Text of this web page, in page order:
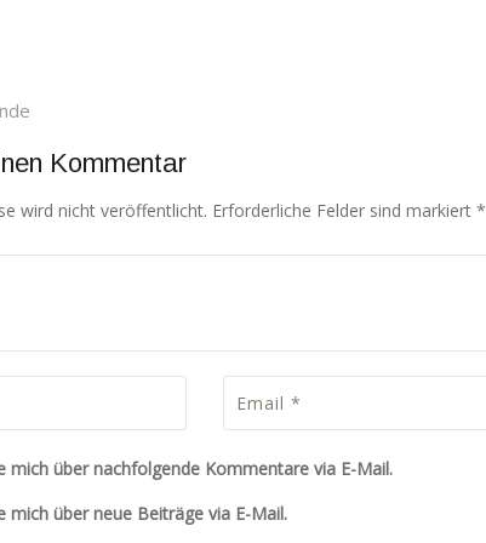
Kommentar
wird nicht veröffentlicht. Erforderliche Felder sind markiert *
mich über nachfolgende Kommentare via E-Mail.
mich über neue Beiträge via E-Mail.
mv.com
SIGEKO